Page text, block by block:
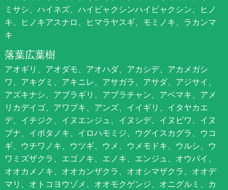
ミサシ、ハイネズ、ハイビャクシンハイビャクシン、ヒノ
キ、ヒノキアスナロ、ヒマラヤスギ、モミノキ、ラカンマ
キ
落葉広葉樹
アオギリ、アオダモ、アオハダ、アカシデ、アカメガシ
ワ、アキグミ、アキニレ、アサガラ、アサダ、アジサイ、
アズキナシ、アブラギリ、アブラチャン、アベマキ、アメ
リカデイゴ、アワブキ、アンズ、イイギリ、イタヤカエ
デ、イチジク、イヌエンジュ、イヌシデ、イヌビワ、イヌ
ブナ、イボタノキ、イロハモミジ、ウグイスカグラ、ウコ
ギ、ウチワノキ、ウツギ、ウメ、ウメモドキ、ウルシ、ウ
ワミズザクラ、エゴノキ、エノキ、エンジュ、オウバイ、
オオカメノキ、オオカンザクラ、オオシマザクラ、オオデ
マリ、オトコヨウゾメ、オオモクゲンジ、オニグルミ、カ